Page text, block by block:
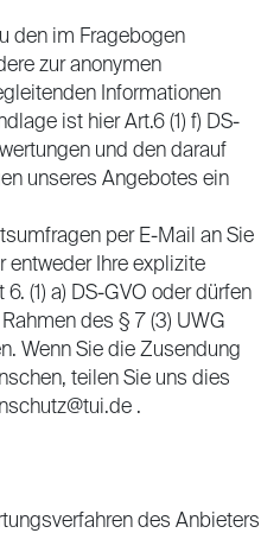
den im Fragebogen
zur anonymen
Informationen
ist hier Art.6 (1) f) DS-
und den darauf
unseres Angebotes ein
per E-Mail an Sie
entweder Ihre explizite
(1) a) DS-GVO oder dürfen
des § 7 (3) UWG
Wenn Sie die Zusendung
teilen Sie uns dies
.
des Anbieters